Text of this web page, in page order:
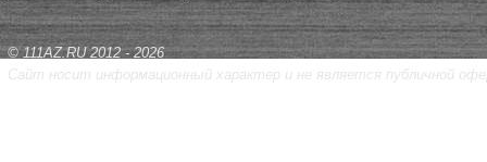
© 111AZ.RU 2012 - 2026
Сайт носит информационный характер и не является публичной